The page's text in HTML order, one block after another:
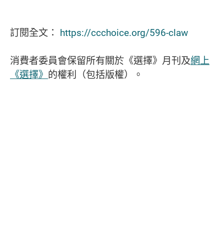
訂閱全文： https://ccchoice.org/596-claw
消費者委員會保留所有關於《選擇》月刊及網上
《選擇》 的權利（包括版權）。